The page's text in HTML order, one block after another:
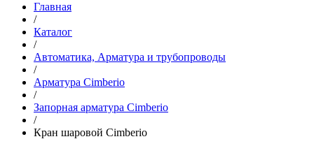
Главная
/
Каталог
/
Автоматика, Арматура и трубопроводы
/
Арматура Cimberio
/
Запорная арматура Cimberio
/
Кран шаровой Cimberio